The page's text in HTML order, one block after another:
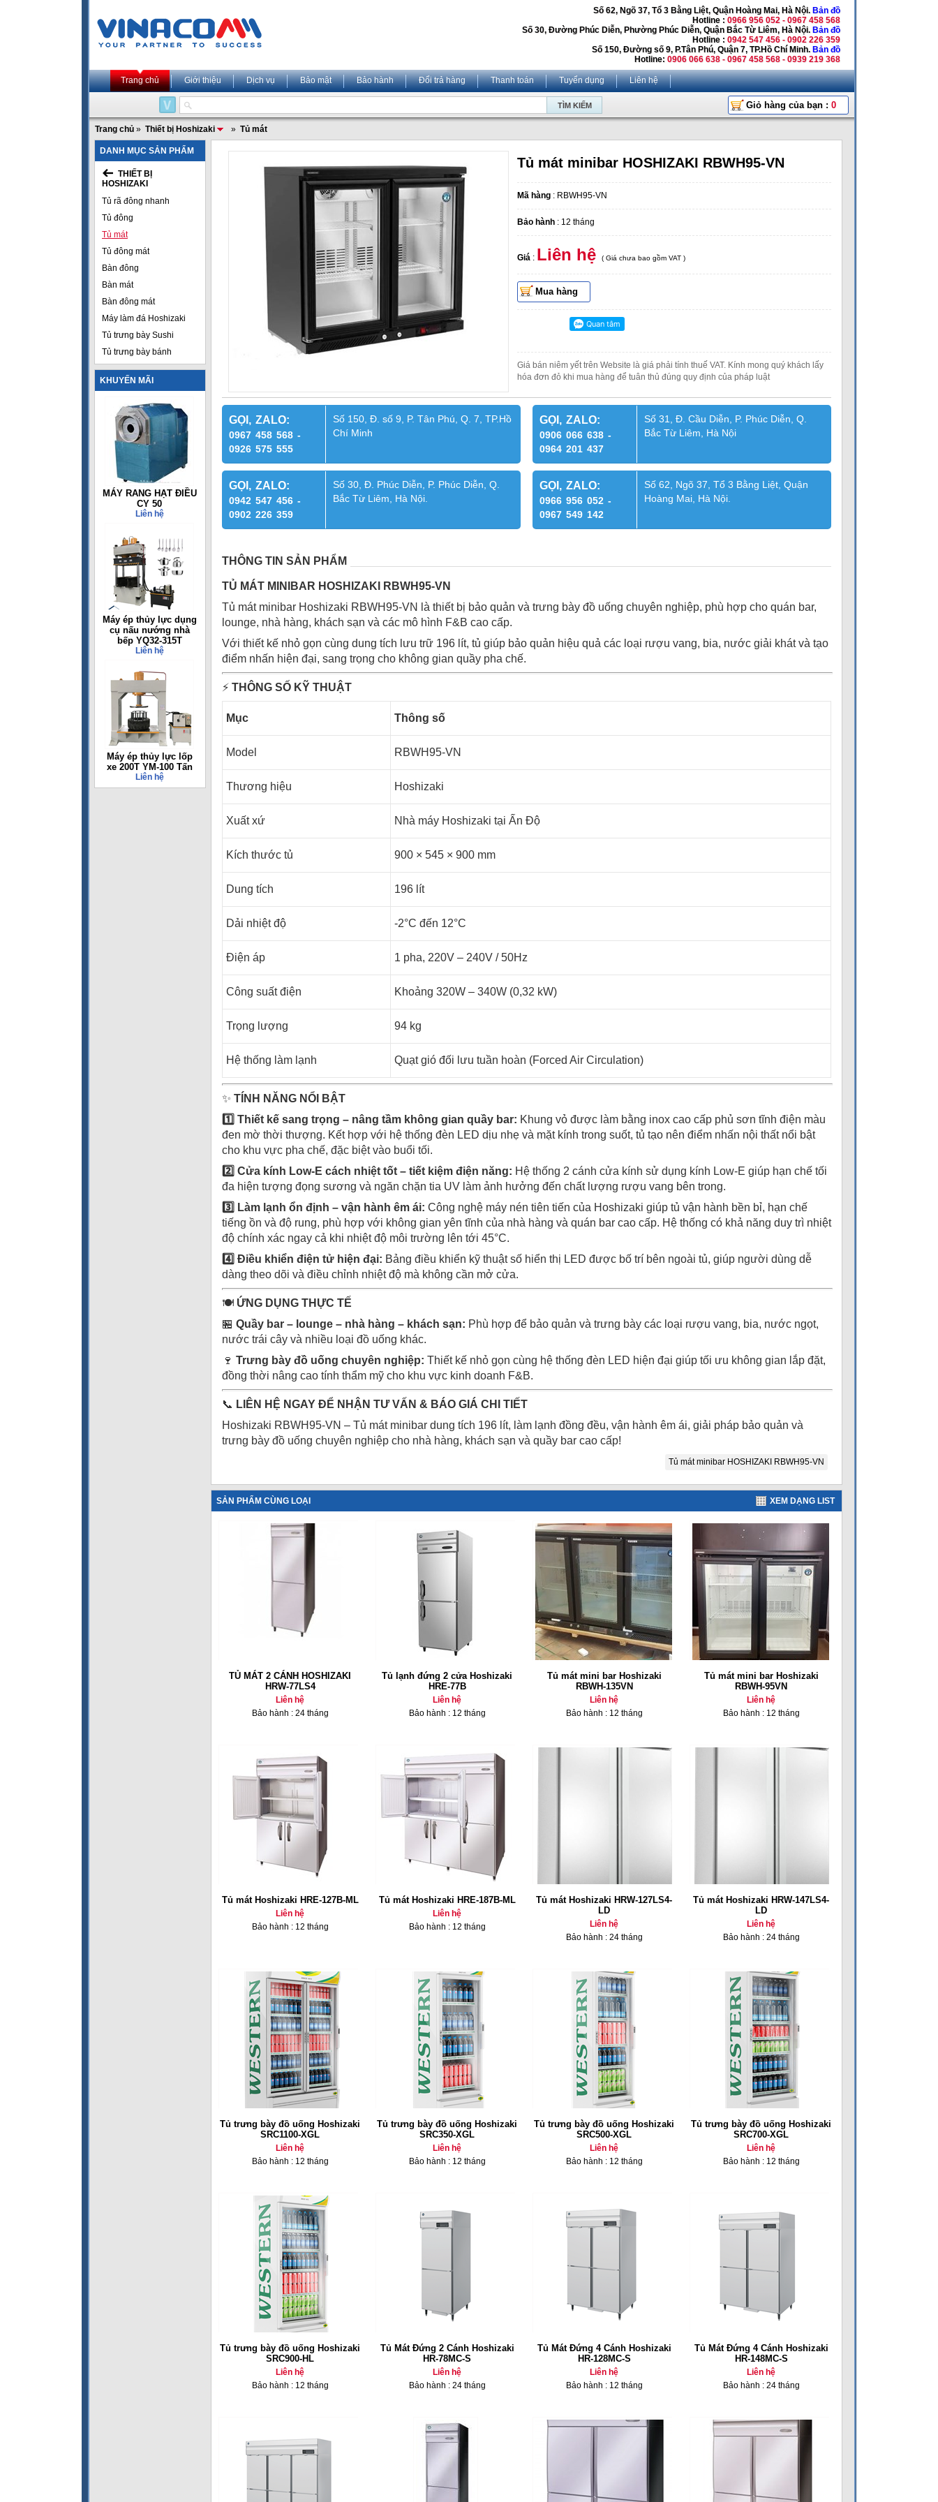
Số 62, Ngõ 37, Tổ 3 Bằng Liệt, Quận Hoàng Mai, Hà Nội. Bản đồ
Hotline : 0966 956 052 - 0967 458 568
Số 30, Đường Phúc Diễn, Phường Phúc Diễn, Quận Bắc Từ Liêm, Hà Nội. Bản đồ
Hotline : 0942 547 456 - 0902 226 359
Số 150, Đường số 9, P.Tân Phú, Quận 7, TP.Hồ Chí Minh. Bản đồ
Hotline: 0906 066 638 - 0967 458 568 - 0939 219 368
Trang chủ Giới thiệu Dịch vụ Bảo mật Bảo hành Đổi trả hàng Thanh toán Tuyển dụng Liên hệ
Giỏ hàng của bạn : 0
Trang chủ » Thiết bị Hoshizaki » Tủ mát
DANH MỤC SẢN PHẨM
THIẾT BỊ
HOSHIZAKI
Tủ rã đông nhanh
Tủ đông
Tủ mát
Tủ đông mát
Bàn đông
Bàn mát
Bàn đông mát
Máy làm đá Hoshizaki
Tủ trưng bày Sushi
Tủ trưng bày bánh
KHUYẾN MÃI
MÁY RANG HẠT ĐIỀU
CY 50
Liên hệ
Máy ép thủy lực dụng
cụ nấu nướng nhà
bếp YQ32-315T
Liên hệ
Máy ép thủy lực lốp
xe 200T YM-100 Tấn
Liên hệ
Tủ mát minibar HOSHIZAKI RBWH95-VN
Mã hàng : RBWH95-VN
Bảo hành : 12 tháng
Giá : Liên hệ ( Giá chưa bao gồm VAT )
Mua hàng
Giá bán niêm yết trên Website là giá phải tính thuế VAT. Kính mong quý khách lấy
hóa đơn đỏ khi mua hàng để tuân thủ đúng quy định của pháp luật
GỌI, ZALO:
0967 458 568 -
0926 575 555
Số 150, Đ. số 9, P. Tân Phú, Q. 7, TP.Hồ
Chí Minh
GỌI, ZALO:
0906 066 638 -
0964 201 437
Số 31, Đ. Cầu Diễn, P. Phúc Diễn, Q.
Bắc Từ Liêm, Hà Nội
GỌI, ZALO:
0942 547 456 -
0902 226 359
Số 30, Đ. Phúc Diễn, P. Phúc Diễn, Q.
Bắc Từ Liêm, Hà Nội.
GỌI, ZALO:
0966 956 052 -
0967 549 142
Số 62, Ngõ 37, Tổ 3 Bằng Liệt, Quận
Hoàng Mai, Hà Nội.
THÔNG TIN SẢN PHẨM
TỦ MÁT MINIBAR HOSHIZAKI RBWH95-VN
Tủ mát minibar Hoshizaki RBWH95-VN là thiết bị bảo quản và trưng bày đồ uống chuyên nghiệp, phù hợp cho quán bar,
lounge, nhà hàng, khách sạn và các mô hình F&B cao cấp.
Với thiết kế nhỏ gọn cùng dung tích lưu trữ 196 lít, tủ giúp bảo quản hiệu quả các loại rượu vang, bia, nước giải khát và tạo
điểm nhấn hiện đại, sang trọng cho không gian quầy pha chế.
⚡ THÔNG SỐ KỸ THUẬT
Mục Thông số
Model RBWH95-VN
Thương hiệu Hoshizaki
Xuất xứ Nhà máy Hoshizaki tại Ấn Độ
Kích thước tủ 900 × 545 × 900 mm
Dung tích 196 lít
Dải nhiệt độ -2°C đến 12°C
Điện áp 1 pha, 220V – 240V / 50Hz
Công suất điện Khoảng 320W – 340W (0,32 kW)
Trọng lượng 94 kg
Hệ thống làm lạnh Quạt gió đối lưu tuần hoàn (Forced Air Circulation)
✨ TÍNH NĂNG NỔI BẬT
1️ Thiết kế sang trọng – nâng tầm không gian quầy bar: Khung vỏ được làm bằng inox cao cấp phủ sơn tĩnh điện màu
đen mờ thời thượng. Kết hợp với hệ thống đèn LED dịu nhẹ và mặt kính trong suốt, tủ tạo nên điểm nhấn nội thất nổi bật
cho khu vực pha chế, đặc biệt vào buổi tối.
2️ Cửa kính Low-E cách nhiệt tốt – tiết kiệm điện năng: Hệ thống 2 cánh cửa kính sử dụng kính Low-E giúp hạn chế tối
đa hiện tượng đọng sương và ngăn chặn tia UV làm ảnh hưởng đến chất lượng rượu vang bên trong.
3️
Làm lạnh ổn định – vận hành êm ái: Công nghệ máy nén tiên tiến của Hoshizaki giúp tủ vận hành bền bỉ, hạn chế
tiếng ồn và độ rung, phù hợp với không gian yên tĩnh của nhà hàng và quán bar cao cấp. Hệ thống có khả năng duy trì nhiệt
độ chính xác ngay cả khi nhiệt độ môi trường lên tới 45°C.
4️ Điều khiển điện tử hiện đại: Bảng điều khiển kỹ thuật số hiển thị LED được bố trí bên ngoài tủ, giúp người dùng dễ
dàng theo dõi và điều chỉnh nhiệt độ mà không cần mở cửa.
🍽 ỨNG DỤNG THỰC TẾ
🏪 Quầy bar – lounge – nhà hàng – khách sạn: Phù hợp để bảo quản và trưng bày các loại rượu vang, bia, nước ngọt,
nước trái cây và nhiều loại đồ uống khác.
🍷 Trưng bày đồ uống chuyên nghiệp: Thiết kế nhỏ gọn cùng hệ thống đèn LED hiện đại giúp tối ưu không gian lắp đặt,
đồng thời nâng cao tính thẩm mỹ cho khu vực kinh doanh F&B.
📞 LIÊN HỆ NGAY ĐỂ NHẬN TƯ VẤN & BÁO GIÁ CHI TIẾT
Hoshizaki RBWH95-VN – Tủ mát minibar dung tích 196 lít, làm lạnh đồng đều, vận hành êm ái, giải pháp bảo quản và
trưng bày đồ uống chuyên nghiệp cho nhà hàng, khách sạn và quầy bar cao cấp!
Tủ mát minibar HOSHIZAKI RBWH95-VN
SẢN PHẨM CÙNG LOẠI XEM DẠNG LIST
TỦ MÁT 2 CÁNH HOSHIZAKI
HRW-77LS4
Liên hệ
Bảo hành : 24 tháng
Tủ lạnh đứng 2 cửa Hoshizaki
HRE-77B
Liên hệ
Bảo hành : 12 tháng
Tủ mát mini bar Hoshizaki
RBWH-135VN
Liên hệ
Bảo hành : 12 tháng
Tủ mát mini bar Hoshizaki
RBWH-95VN
Liên hệ
Bảo hành : 12 tháng
Tủ mát Hoshizaki HRE-127B-ML
Liên hệ
Bảo hành : 12 tháng
Tủ mát Hoshizaki HRE-187B-ML
Liên hệ
Bảo hành : 12 tháng
Tủ mát Hoshizaki HRW-127LS4-
LD
Liên hệ
Bảo hành : 24 tháng
Tủ mát Hoshizaki HRW-147LS4-
LD
Liên hệ
Bảo hành : 24 tháng
Tủ trưng bày đồ uống Hoshizaki
SRC1100-XGL
Liên hệ
Bảo hành : 12 tháng
Tủ trưng bày đồ uống Hoshizaki
SRC350-XGL
Liên hệ
Bảo hành : 12 tháng
Tủ trưng bày đồ uống Hoshizaki
SRC500-XGL
Liên hệ
Bảo hành : 12 tháng
Tủ trưng bày đồ uống Hoshizaki
SRC700-XGL
Liên hệ
Bảo hành : 12 tháng
Tủ trưng bày đồ uống Hoshizaki
SRC900-HL
Liên hệ
Bảo hành : 12 tháng
Tủ Mát Đứng 2 Cánh Hoshizaki
HR-78MC-S
Liên hệ
Bảo hành : 24 tháng
Tủ Mát Đứng 4 Cánh Hoshizaki
HR-128MC-S
Liên hệ
Bảo hành : 12 tháng
Tủ Mát Đứng 4 Cánh Hoshizaki
HR-148MC-S
Liên hệ
Bảo hành : 24 tháng